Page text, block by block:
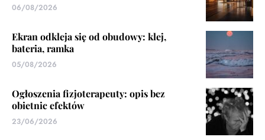
06/08/2026
Ekran odkleja się od obudowy: klej,
bateria, ramka
05/08/2026
Ogłoszenia fizjoterapeuty: opis bez
obietnic efektów
23/06/2026